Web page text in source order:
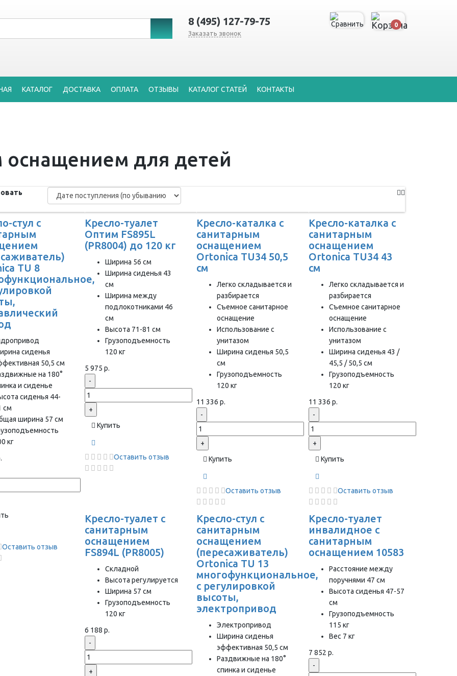
8 (495) 127-79-75
Заказать звонок
0
КАТАЛОГ ДОСТАВКА ОПЛАТА ОТЗЫВЫ КАТАЛОГ СТАТЕЙ КОНТАКТЫ
оснащением для детей
стул с
TU 8
сиденья
50,5 см
на 180°
и сиденье
сиденья 44-
см
ширина 57 см
кг
Оставить отзыв
Кресло-туалет
Оптим FS895L
(PR8004) до 120 кг
Ширина 56 см
Ширина сиденья 43
см
Ширина между
подлокотниками 46
см
Высота 71-81 см
Грузоподъемность
120 кг
5 975 р.
-
+
Купить
Оставить отзыв
Кресло-каталка с
санитарным
оснащением
Ortonica TU34 50,5
см
Легко складывается и
разбирается
Съемное санитарное
оснащение
Использование с
унитазом
Ширина сиденья 50,5
см
Грузоподъемность
120 кг
11 336 р.
-
+
Купить
Оставить отзыв
Кресло-каталка с
санитарным
оснащением
Ortonica TU34 43
см
Легко складывается и
разбирается
Съемное санитарное
оснащение
Использование с
унитазом
Ширина сиденья 43 /
45,5 / 50,5 см
Грузоподъемность
120 кг
11 336 р.
-
+
Купить
Оставить отзыв
Кресло-туалет с
санитарным
оснащением
FS894L (PR8005)
Складной
Высота регулируется
Ширина 57 см
Грузоподъемность
120 кг
6 188 р.
-
+
Кресло-стул с
санитарным
оснащением
(пересаживатель)
Ortonica TU 13
многофункциональное,
с регулировкой
высоты,
электропривод
Электропривод
Ширина сиденья
эффективная 50,5 см
Раздвижные на 180°
спинка и сиденье
Кресло-туалет
инвалидное с
санитарным
оснащением 10583
Расстояние между
поручнями 47 см
Высота сиденья 47-57
см
Грузоподъемность
115 кг
Вес 7 кг
7 852 р.
-